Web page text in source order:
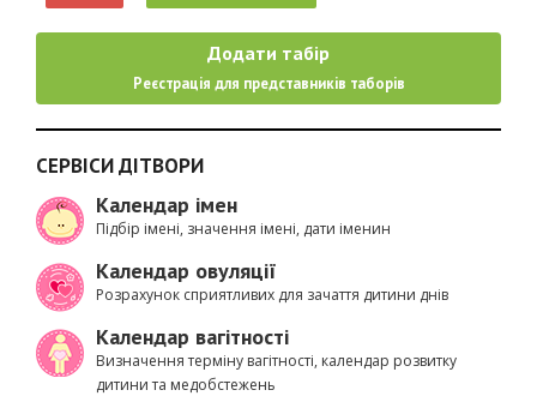
Додати табір
Реєстрація для представників таборів
СЕРВІСИ ДІТВОРИ
Календар імен
Підбір імені, значення імені, дати іменин
Календар овуляції
Розрахунок сприятливих для зачаття дитини днів
Календар вагітності
Визначення терміну вагітності, календар розвитку
дитини та медобстежень